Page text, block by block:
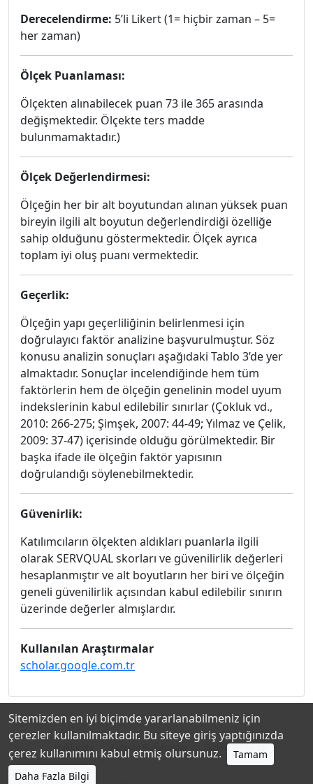
Derecelendirme: 5’li Likert (1= hiçbir zaman – 5=
her zaman)
Ölçek Puanlaması:
Ölçekten alınabilecek puan 73 ile 365 arasında
değişmektedir. Ölçekte ters madde
bulunmamaktadır.)
Ölçek Değerlendirmesi:
Ölçeğin her bir alt boyutundan alınan yüksek puan
bireyin ilgili alt boyutun değerlendirdiği özelliğe
sahip olduğunu göstermektedir. Ölçek ayrıca
toplam iyi oluş puanı vermektedir.
Geçerlik:
Ölçeğin yapı geçerliliğinin belirlenmesi için
doğrulayıcı faktör analizine başvurulmuştur. Söz
konusu analizin sonuçları aşağıdaki Tablo 3’de yer
almaktadır. Sonuçlar incelendiğinde hem tüm
faktörlerin hem de ölçeğin genelinin model uyum
indekslerinin kabul edilebilir sınırlar (Çokluk vd.,
2010: 266-275; Şimşek, 2007: 44-49; Yılmaz ve Çelik,
2009: 37-47) içerisinde olduğu görülmektedir. Bir
başka ifade ile ölçeğin faktör yapısının
doğrulandığı söylenebilmektedir.
Güvenirlik:
Katılımcıların ölçekten aldıkları puanlarla ilgili
olarak SERVQUAL skorları ve güvenilirlik değerleri
hesaplanmıştır ve alt boyutların her biri ve ölçeğin
geneli güvenilirlik açısından kabul edilebilir sınırın
üzerinde değerler almışlardır.
Kullanılan Araştırmalar
scholar.google.com.tr
Hakkında Katkıda Bulunanlar Gizlilik Politikası
Sitemizden en iyi biçimde yararlanabilmeniz için
çerezler kullanılmaktadır. Bu siteye giriş yaptığınızda
çerez kullanımını kabul etmiş olursunuz.
Tamam
Daha Fazla Bilgi